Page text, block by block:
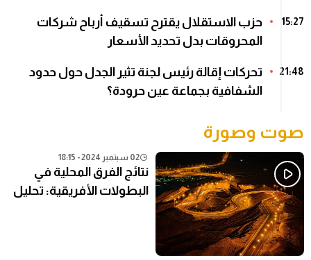
15:27
حزب الاستقلال يقترح تسقيف أرباح شركات
المحروقات بدل تحديد الأسعار
21:48
تحركات إقالة رئيس لجنة تثير الجدل حول حدود
الشفافية بجماعة عين حرودة؟
صوت وصورة
02 سبتمبر 2024 - 18:15
نتائج الفرق المحلية في
البطولات الأفريقية: تحليل